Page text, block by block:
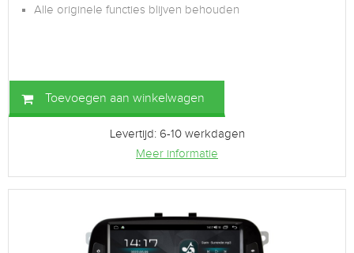
Alle originele functies blijven behouden
Toevoegen aan winkelwagen
Levertijd: 6-10 werkdagen
Meer informatie